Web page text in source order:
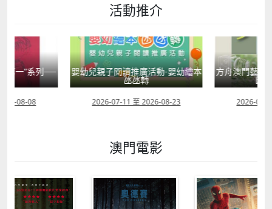
活動推介
第一”系列──
08-08
嬰幼兒親子閱讀推廣活動-嬰幼繪本
氹氹轉
2026-07-11 至 2026-08-23
方舟澳門藝術
匯
2026-08-
澳門電影